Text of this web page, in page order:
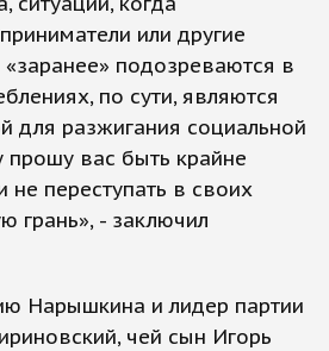
или другие
«заранее» подозреваются в
по сути, являются
для разжигания социальной
прошу вас быть крайне
не переступать в своих
грань», - заключил
Нарышкина и лидер партии
чей сын Игорь